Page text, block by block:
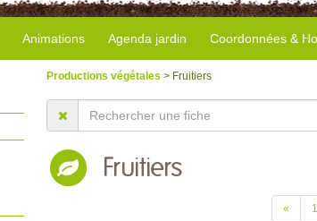
Animations Agenda jardin Coordonnées &
Productions végétales > Fruitiers
Fruitiers
« 1